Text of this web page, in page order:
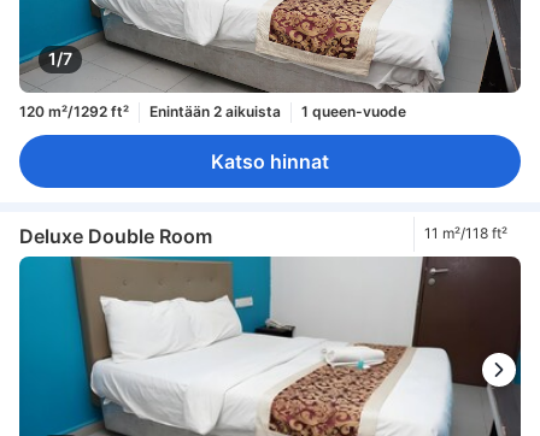
1/7
120 m²/1292 ft² Enintään 2 aikuista 1 queen-vuode
Katso hinnat
Deluxe Double Room 11 m²/118 ft²